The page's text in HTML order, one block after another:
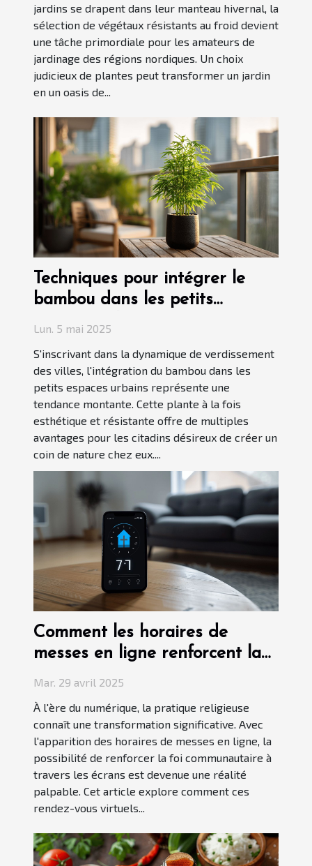
jardins se drapent dans leur manteau hivernal, la
sélection de végétaux résistants au froid devient
une tâche primordiale pour les amateurs de
jardinage des régions nordiques. Un choix
judicieux de plantes peut transformer un jardin
en un oasis de...
Techniques pour intégrer le
bambou dans les petits
espaces urbains
Lun. 5 mai 2025
S'inscrivant dans la dynamique de verdissement
des villes, l'intégration du bambou dans les
petits espaces urbains représente une
tendance montante. Cette plante à la fois
esthétique et résistante offre de multiples
avantages pour les citadins désireux de créer un
coin de nature chez eux....
Comment les horaires de
messes en ligne renforcent la
foi communautaire
Mar. 29 avril 2025
À l'ère du numérique, la pratique religieuse
connaît une transformation significative. Avec
l'apparition des horaires de messes en ligne, la
possibilité de renforcer la foi communautaire à
travers les écrans est devenue une réalité
palpable. Cet article explore comment ces
rendez-vous virtuels...